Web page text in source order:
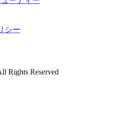
シー
Rights Reserved